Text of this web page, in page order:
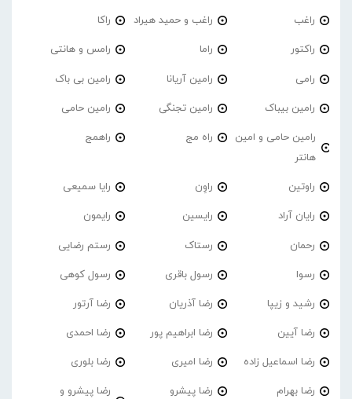
راغب راغب و حمید هیراد راکا
راکتور راما رامس و هانتی
رامی رامین آریانا رامین بی باک
رامین بیباک رامین تجنگی رامین حامی
رامین حامی و امین
هانتر
راه مج راهمج
راوتین راوِن رایا سمیعی
رایان آراد رایسین رایمون
رحمان رستاک رستم رضایی
رسوا رسول باقری رسول کوهی
رشید و زیپا رضا آذریان رضا آرتور
رضا آیین رضا ابراهیم پور رضا احمدی
رضا اسماعیل زاده رضا امیری رضا بلوری
رضا بهرام رضا پیشرو رضا پیشرو و